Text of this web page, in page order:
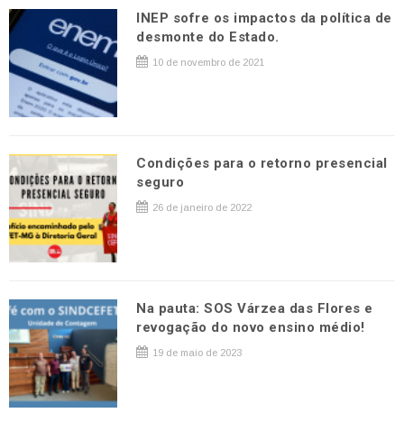
INEP sofre os impactos da política de
desmonte do Estado.
10 de novembro de 2021
Condições para o retorno presencial
seguro
26 de janeiro de 2022
Na pauta: SOS Várzea das Flores e
revogação do novo ensino médio!
19 de maio de 2023